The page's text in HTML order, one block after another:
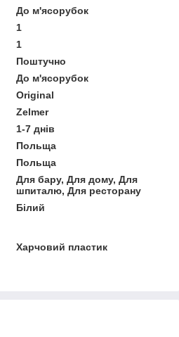
До м'ясорубок
1
1
Поштучно
До м'ясорубок
Original
Zelmer
1-7 днів
Польща
Польща
Для бару, Для дому, Для
шпиталю, Для ресторану
Білий
Харчовий пластик